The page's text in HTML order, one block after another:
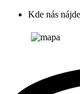
Kde nás